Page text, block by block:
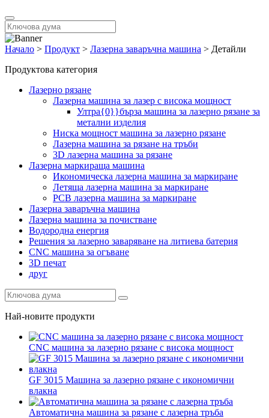
Начало > Продукт > Лазерна заваръчна машина > Детайли
Продуктова категория
Лазерно рязане
Лазерна машина за лазер с висока мощност
Ултра{0}}бърза машина за лазерно рязане за
метални изделия
Ниска мощност машина за лазерно рязане
Лазерна машина за рязане на тръби
3D лазерна машина за рязане
Лазерна маркираща машина
Икономическа лазерна машина за маркиране
Летяща лазерна машина за маркиране
PCB лазерна машина за маркиране
Лазерна заваръчна машина
Лазерна машина за почистване
Водородна енергия
Решения за лазерно заваряване на литиева батерия
CNC машина за огъване
3D печат
друг
Най-новите продукти
CNC машина за лазерно рязане с висока мощност
GF 3015 Машина за лазерно рязане с икономични
влакна
Автоматична машина за рязане с лазерна тръба